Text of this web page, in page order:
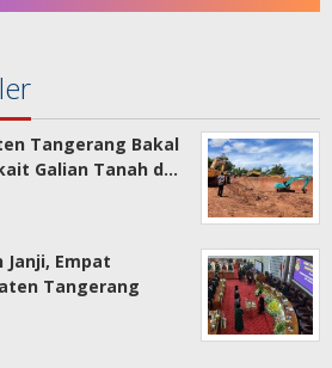
Tangerang Bakal
Galian Tanah d…
Janji, Empat
Tangerang